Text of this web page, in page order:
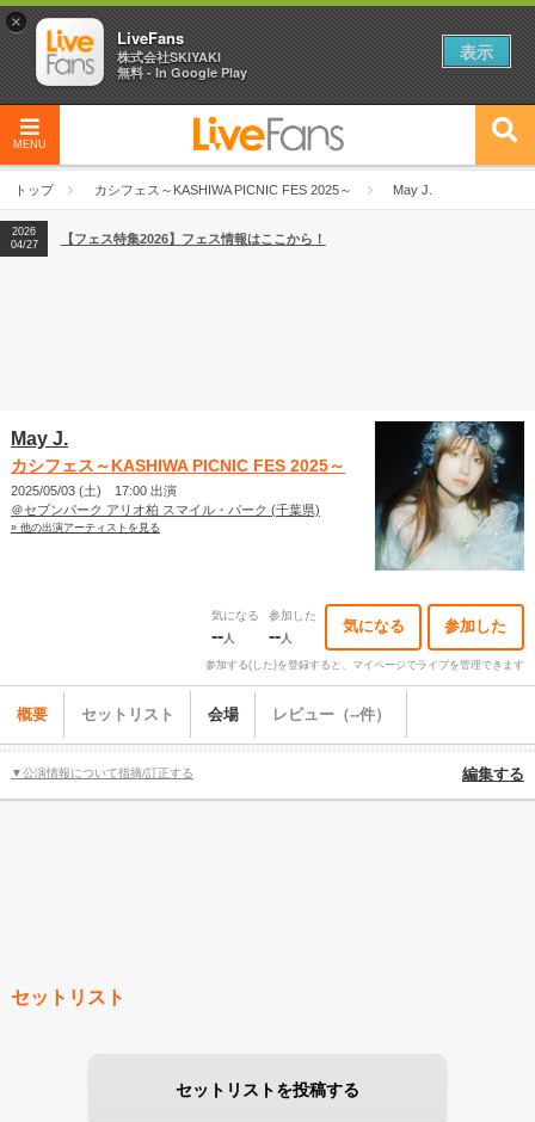
MENU
トップ カシフェス～KASHIWA PICNIC FES 2025～ May J.
2026
04/27
2026
【ライブ動員ランキング】2026年上半期編発表！
2026
04/27
【フェス特集2026】フェス情報はここから！
May J.
カシフェス～KASHIWA PICNIC FES 2025～
2025/05/03 (土) 17:00 出演
＠セブンパーク アリオ柏 スマイル・パーク (千葉県)
» 他の出演アーティストを見る
気になる
--人
参加した
--人
気になる 参加した
参加する(した)を登録すると、マイページでライブを管理できます
概要 セットリスト 会場 レビュー（--件）
▼公演情報について指摘/訂正する 編集する
セットリスト
セットリストを投稿する
×
LiveFans
株式会社SKIYAKI
無料 - In Google Play
表示